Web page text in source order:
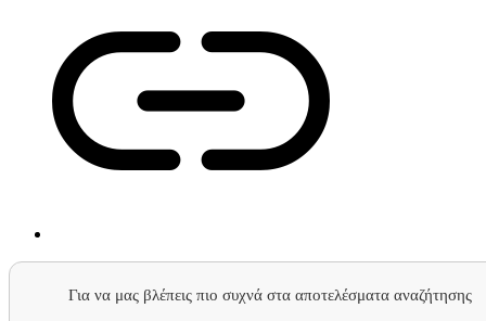
Για να μας βλέπεις πιο συχνά στα αποτελέσματα αναζήτησης